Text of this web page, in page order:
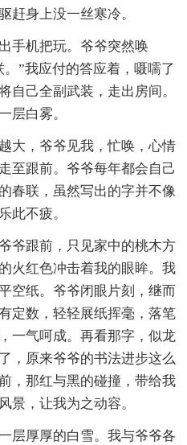
赶身上没一丝寒冷。
手机把玩。爷爷突然唤
”我应付的答应着，嗫嚅了
自己全副武装，走出房间。
层白雾。
大，爷爷见我，忙唤，心情
至跟前。爷爷每年都会自己
春联，虽然写出的字并不像
此不疲。
爷跟前，只见家中的桃木方
火红色冲击着我的眼眸。我
空纸。爷爷闭眼片刻，继而
定数，轻轻展纸挥毫，落笔
一气呵成。再看那字，似龙
，原来爷爷的书法进步这么
，那红与黑的碰撞，带给我
景，让我为之动容。
层厚厚的白雪。我与爷爷各